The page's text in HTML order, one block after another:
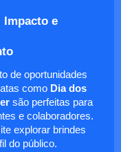
Impacto e
de oportunidades
como Dia dos
são perfeitas para
e colaboradores.
explorar brindes
do público.